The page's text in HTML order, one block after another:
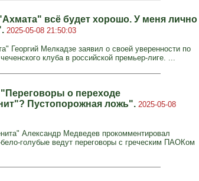
всё будет хорошо. У меня лично
2025-05-08 21:50:03
Георгий Мелкадзе заявил о своей уверенности по
клуба в российской премьер-лиге. ...
о переходе
Пустопорожная ложь". 2025-05-08
Александр Медведев прокомментировал
голубые ведут переговоры с греческим ПАОКом